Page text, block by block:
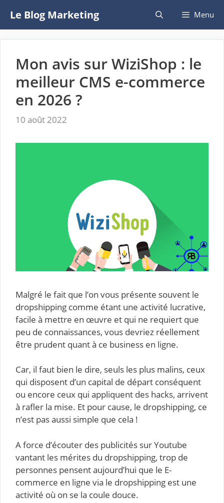
contenu
Le Blog Marketing Menu
Mon avis sur WiziShop : le
meilleur CMS e-commerce
en 2026 ?
10 août 2022
Malgré le fait que l’on vous présente souvent le
dropshipping comme étant une activité lucrative,
facile à mettre en œuvre et qui ne requiert que
peu de connaissances, vous devriez réellement
être prudent quant à ce business en ligne.
Car, il faut bien le dire, seuls les plus malins, ceux
qui disposent d’un capital de départ conséquent
ou encore ceux qui appliquent des hacks, arrivent
à rafler la mise. Et pour cause, le dropshipping, ce
n’est pas aussi simple que cela !
A force d’écouter des publicités sur Youtube
vantant les mérites du dropshipping, trop de
personnes pensent aujourd’hui que le E-
commerce en ligne via le dropshipping est une
activité où on se la coule douce.